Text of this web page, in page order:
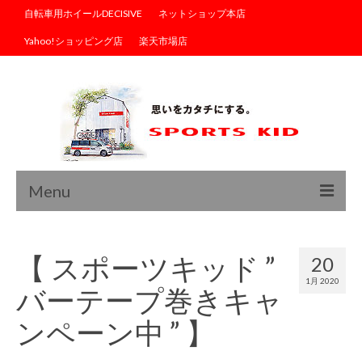
自転車用ホイールDECISIVE ネットショップ本店
Yahoo!ショッピング店 楽天市場店
Menu
ブログ
商品情報
サイクルウェア
20
1月 2020
【 スポーツキッド ”
バーテープ巻きキャ
ンペーン中 ” 】